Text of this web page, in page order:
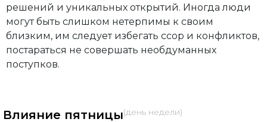
решений и уникальных открытий. Иногда люди
могут быть слишком нетерпимы к своим
близким, им следует избегать ссор и конфликтов,
постараться не совершать необдуманных
поступков.
Влияние пятницы(день недели)